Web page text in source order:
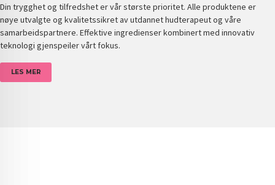
Din trygghet og tilfredshet er vår største prioritet. Alle produktene er
nøye utvalgte og kvalitetssikret av utdannet hudterapeut og våre
samarbeidspartnere. Effektive ingredienser kombinert med innovativ
teknologi gjenspeiler vårt fokus.
LES MER